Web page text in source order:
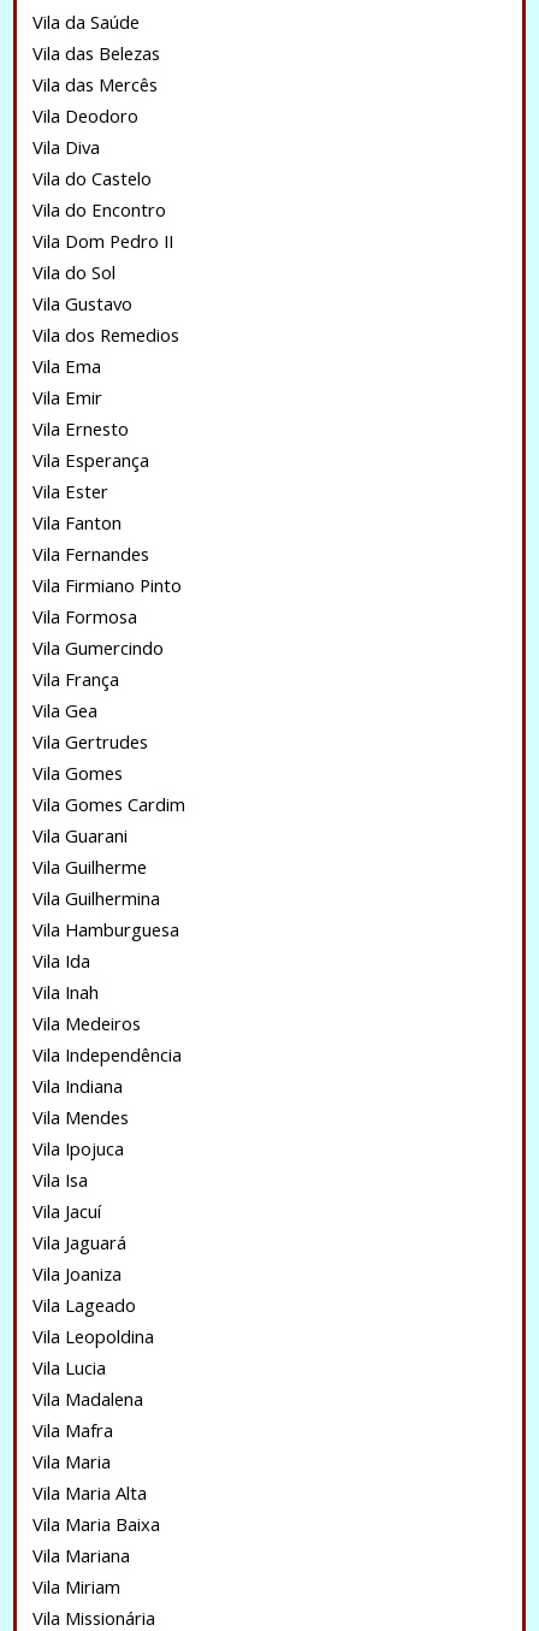
Vila da Saúde
Vila das Belezas
Vila das Mercês
Vila Deodoro
Vila Diva
Vila do Castelo
Vila do Encontro
Vila Dom Pedro II
Vila do Sol
Vila Gustavo
Vila dos Remedios
Vila Ema
Vila Emir
Vila Ernesto
Vila Esperança
Vila Ester
Vila Fanton
Vila Fernandes
Vila Firmiano Pinto
Vila Formosa
Vila Gumercindo
Vila França
Vila Gea
Vila Gertrudes
Vila Gomes
Vila Gomes Cardim
Vila Guarani
Vila Guilherme
Vila Guilhermina
Vila Hamburguesa
Vila Ida
Vila Inah
Vila Medeiros
Vila Independência
Vila Indiana
Vila Mendes
Vila Ipojuca
Vila Isa
Vila Jacuí
Vila Jaguará
Vila Joaniza
Vila Lageado
Vila Leopoldina
Vila Lucia
Vila Madalena
Vila Mafra
Vila Maria
Vila Maria Alta
Vila Maria Baixa
Vila Mariana
Vila Miriam
Vila Missionária